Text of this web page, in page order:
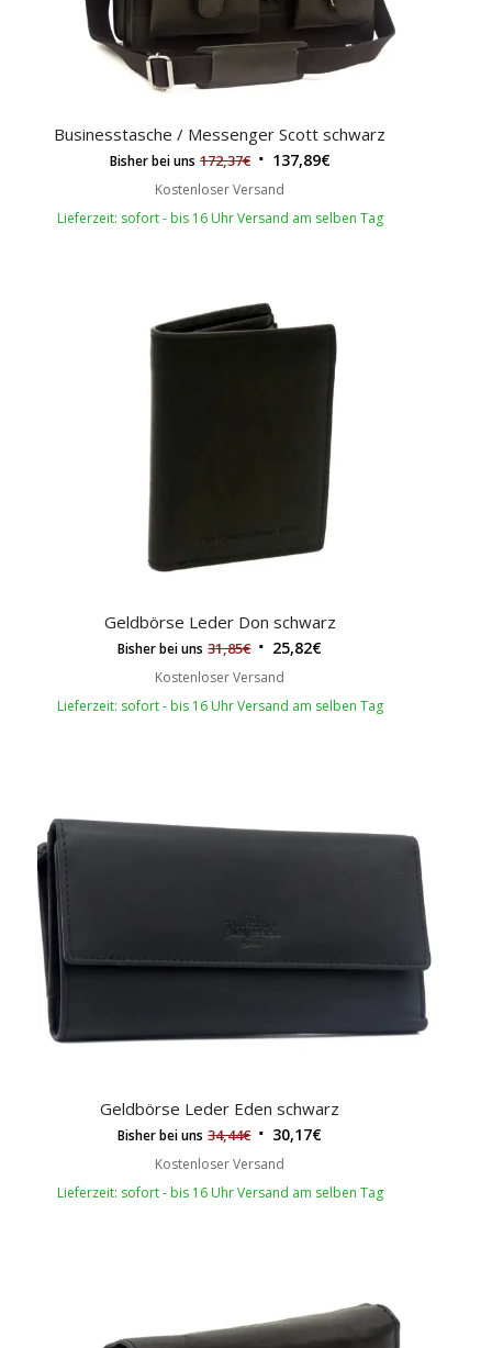
Businesstasche / Messenger Scott schwarz
Bisher bei uns 172,37€ 137,89€
Kostenloser Versand
Lieferzeit: sofort - bis 16 Uhr Versand am selben Tag
Geldbörse Leder Don schwarz
Bisher bei uns 31,85€ 25,82€
Kostenloser Versand
Lieferzeit: sofort - bis 16 Uhr Versand am selben Tag
Geldbörse Leder Eden schwarz
Bisher bei uns 34,44€ 30,17€
Kostenloser Versand
Lieferzeit: sofort - bis 16 Uhr Versand am selben Tag